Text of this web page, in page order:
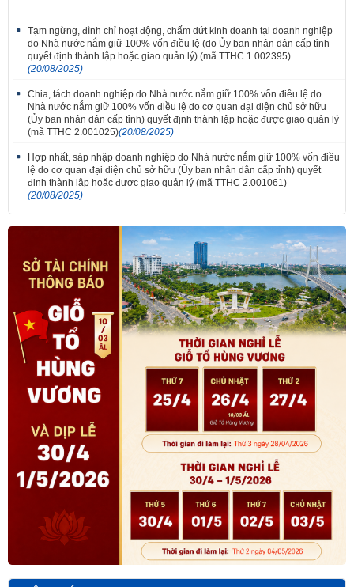
Tạm ngừng, đình chỉ hoạt động, chấm dứt kinh doanh tại doanh nghiệp
do Nhà nước nắm giữ 100% vốn điều lệ (do Ủy ban nhân dân cấp tỉnh
quyết định thành lập hoặc giao quản lý) (mã TTHC 1.002395)
(20/08/2025)
Chia, tách doanh nghiệp do Nhà nước nắm giữ 100% vốn điều lệ do
Nhà nước nắm giữ 100% vốn điều lệ do cơ quan đại diện chủ sở hữu
(Ủy ban nhân dân cấp tỉnh) quyết định thành lập hoặc được giao quản lý
(mã TTHC 2.001025)(20/08/2025)
Hợp nhất, sáp nhập doanh nghiệp do Nhà nước nắm giữ 100% vốn điều
lệ do cơ quan đại diện chủ sở hữu (Ủy ban nhân dân cấp tỉnh) quyết
định thành lập hoặc được giao quản lý (mã TTHC 2.001061)
(20/08/2025)